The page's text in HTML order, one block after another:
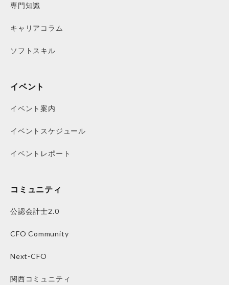
専門知識
キャリアコラム
ソフトスキル
イベント
イベント案内
イベントスケジュール
イベントレポート
コミュニティ
公認会計士2.0
CFO Community
Next-CFO
関西コミュニティ